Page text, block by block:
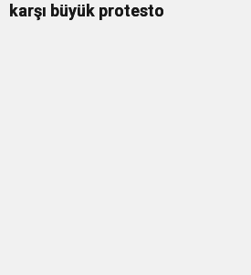
karşı büyük protesto